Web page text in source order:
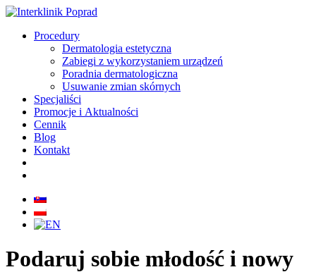
Procedury
Dermatologia estetyczna
Zabiegi z wykorzystaniem urządzeń
Poradnia dermatologiczna
Usuwanie zmian skórnych
Specjaliści
Promocje i Aktualności
Cennik
Blog
Kontakt
Podaruj sobie młodość i nowy